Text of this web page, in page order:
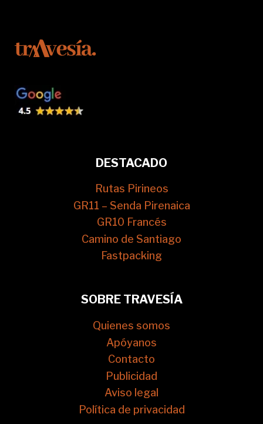
DESTACADO
Rutas Pirineos
GR11 – Senda Pirenaica
GR10 Francés
Camino de Santiago
Fastpacking
SOBRE TRAVESÍA
Quienes somos
Apóyanos
Contacto
Publicidad
Aviso legal
Política de privacidad